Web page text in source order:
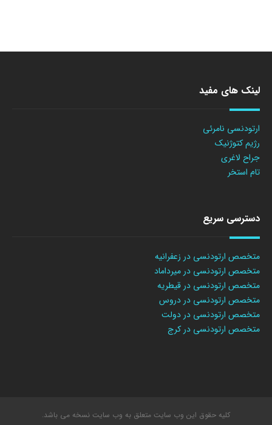
لینک های مفید
ارتودنسی نامرئی
رژیم کتوژنیک
جراح لاغری
تام استخر
دسترسی سریع
متخصص ارتودنسی در زعفرانیه
متخصص ارتودنسی در میرداماد
متخصص ارتودنسی در قیطریه
متخصص ارتودنسی در دروس
متخصص ارتودنسی در دولت
متخصص ارتودنسی در کرج
کلیه حقوق این وب سایت متعلق به وب سایت نسخه می باشد.